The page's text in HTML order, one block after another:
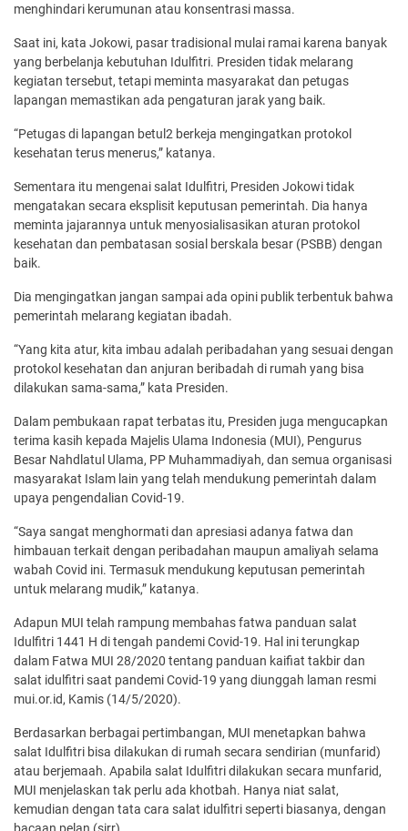
menghindari kerumunan atau konsentrasi massa.
Saat ini, kata Jokowi, pasar tradisional mulai ramai karena banyak
yang berbelanja kebutuhan Idulfitri. Presiden tidak melarang
kegiatan tersebut, tetapi meminta masyarakat dan petugas
lapangan memastikan ada pengaturan jarak yang baik.
“Petugas di lapangan betul2 berkeja mengingatkan protokol
kesehatan terus menerus,” katanya.
Sementara itu mengenai salat Idulfitri, Presiden Jokowi tidak
mengatakan secara eksplisit keputusan pemerintah. Dia hanya
meminta jajarannya untuk menyosialisasikan aturan protokol
kesehatan dan pembatasan sosial berskala besar (PSBB) dengan
baik.
Dia mengingatkan jangan sampai ada opini publik terbentuk bahwa
pemerintah melarang kegiatan ibadah.
“Yang kita atur, kita imbau adalah peribadahan yang sesuai dengan
protokol kesehatan dan anjuran beribadah di rumah yang bisa
dilakukan sama-sama,” kata Presiden.
Dalam pembukaan rapat terbatas itu, Presiden juga mengucapkan
terima kasih kepada Majelis Ulama Indonesia (MUI), Pengurus
Besar Nahdlatul Ulama, PP Muhammadiyah, dan semua organisasi
masyarakat Islam lain yang telah mendukung pemerintah dalam
upaya pengendalian Covid-19.
“Saya sangat menghormati dan apresiasi adanya fatwa dan
himbauan terkait dengan peribadahan maupun amaliyah selama
wabah Covid ini. Termasuk mendukung keputusan pemerintah
untuk melarang mudik,” katanya.
Adapun MUI telah rampung membahas fatwa panduan salat
Idulfitri 1441 H di tengah pandemi Covid-19. Hal ini terungkap
dalam Fatwa MUI 28/2020 tentang panduan kaifiat takbir dan
salat idulfitri saat pandemi Covid-19 yang diunggah laman resmi
mui.or.id, Kamis (14/5/2020).
Berdasarkan berbagai pertimbangan, MUI menetapkan bahwa
salat Idulfitri bisa dilakukan di rumah secara sendirian (munfarid)
atau berjemaah. Apabila salat Idulfitri dilakukan secara munfarid,
MUI menjelaskan tak perlu ada khotbah. Hanya niat salat,
kemudian dengan tata cara salat idulfitri seperti biasanya, dengan